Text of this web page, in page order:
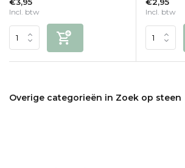
Incl. btw Incl. btw
Overige categorieën in Zoek op steen